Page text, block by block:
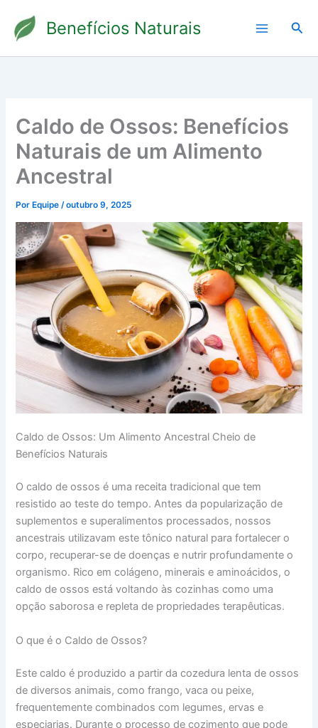
para
conteúdo
Benefícios Naturais
Caldo de Ossos: Benefícios
Naturais de um Alimento
Ancestral
Por Equipe/outubro 9, 2025
Caldo de Ossos: Um Alimento Ancestral Cheio de
Benefícios Naturais
O caldo de ossos é uma receita tradicional que tem
resistido ao teste do tempo. Antes da popularização de
suplementos e superalimentos processados, nossos
ancestrais utilizavam este tônico natural para fortalecer o
corpo, recuperar-se de doenças e nutrir profundamente o
organismo. Rico em colágeno, minerais e aminoácidos, o
caldo de ossos está voltando às cozinhas como uma
opção saborosa e repleta de propriedades terapêuticas.
O que é o Caldo de Ossos?
Este caldo é produzido a partir da cozedura lenta de ossos
de diversos animais, como frango, vaca ou peixe,
frequentemente combinados com legumes, ervas e
especiarias. Durante o processo de cozimento que pode